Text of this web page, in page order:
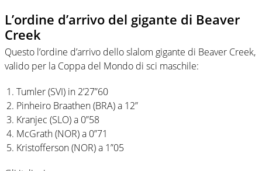
L’ordine d’arrivo del gigante di Beaver
Creek
Questo l’ordine d’arrivo dello slalom gigante di Beaver Creek,
valido per la Coppa del Mondo di sci maschile:
Tumler (SVI) in 2’27”60
Pinheiro Braathen (BRA) a 12”
Kranjec (SLO) a 0”58
McGrath (NOR) a 0”71
Kristofferson (NOR) a 1”05